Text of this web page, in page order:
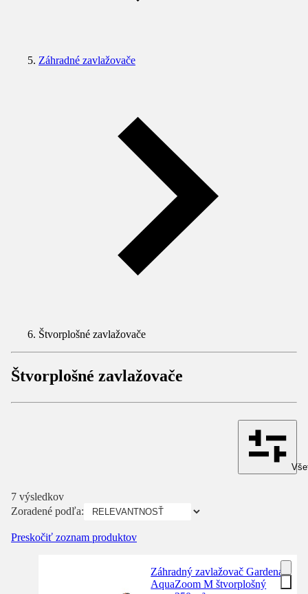
Záhradné zavlažovače
Štvorplošné zavlažovače
Štvorplošné zavlažovače
7 výsledkov
Zoradené podľa:
Preskočiť zoznam produktov
Záhradný zavlažovač Gardena
AquaZoom M štvorplošný